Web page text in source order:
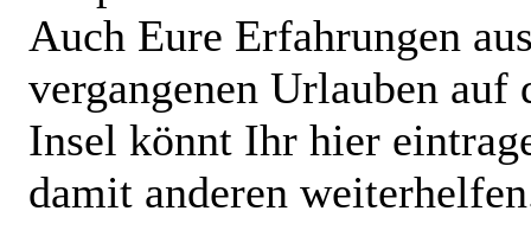
Auch Eure Erfahrungen
vergangenen Urlauben auf
Insel könnt Ihr hier
damit anderen